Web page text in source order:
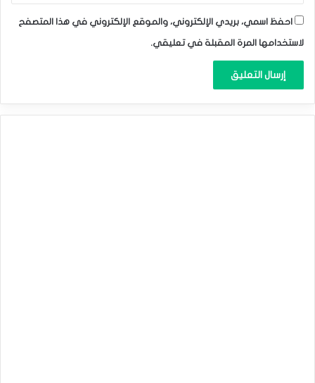
احفظ اسمي، بريدي الإلكتروني، والموقع الإلكتروني في هذا المتصفح
لاستخدامها المرة المقبلة في تعليقي.